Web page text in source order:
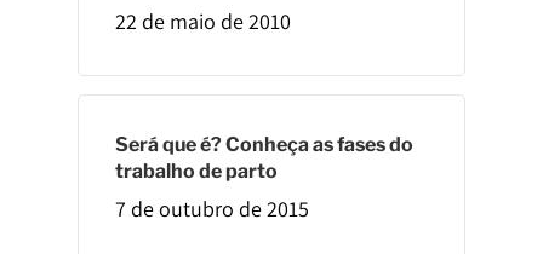
22 de maio de 2010
Será que é? Conheça as fases do
trabalho de parto
7 de outubro de 2015